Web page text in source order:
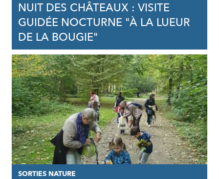
NUIT DES CHÂTEAUX : VISITE
GUIDÉE NOCTURNE "À LA LUEUR
DE LA BOUGIE"
SORTIES NATURE